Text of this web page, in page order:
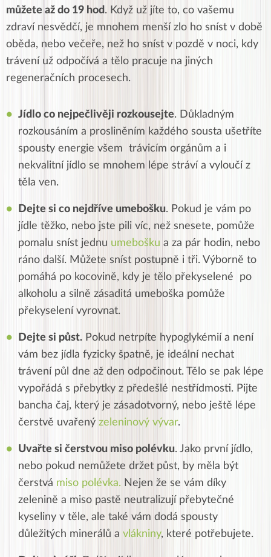
můžete až do 19 hod . Když už jíte to, co vašemu
zdraví nesvědčí, je mnohem menší zlo ho sníst v době
oběda, nebo večeře, než ho sníst v pozdě v noci, kdy
trávení už odpočívá a tělo pracuje na jiných
regeneračních procesech.
Jídlo co nejpečlivěji rozkousejte. Důkladným
rozkousáním a prosliněním každého sousta ušetříte
spousty energie všem trávicím orgánům a i
nekvalitní jídlo se mnohem lépe stráví a vyloučí z
těla ven.
Dejte si co nejdříve umebošku. Pokud je vám po
jídle těžko, nebo jste pili víc, než snesete, pomůže
pomalu sníst jednu umebošku a za pár hodin, nebo
ráno další. Můžete sníst postupně i tři. Výborně to
pomáhá po kocovině, kdy je tělo překyselené po
alkoholu a silně zásaditá umeboška pomůže
překyselení vyrovnat.
Dejte si půst. Pokud netrpíte hypoglykémií a není
vám bez jídla fyzicky špatně, je ideální nechat
trávení půl dne až den odpočinout. Tělo se pak lépe
vypořádá s přebytky z předešlé nestřídmosti. Pijte
bancha čaj, který je zásadotvorný, nebo ještě lépe
čerstvě uvařený zeleninový vývar.
Uvařte si čerstvou miso polévku. Jako první jídlo,
nebo pokud nemůžete držet půst, by měla být
čerstvá miso polévka. Nejen že se vám díky
zelenině a miso pastě neutralizují přebytečné
kyseliny v těle, ale také vám dodá spousty
důležitých minerálů a vlákniny, které potřebujete.